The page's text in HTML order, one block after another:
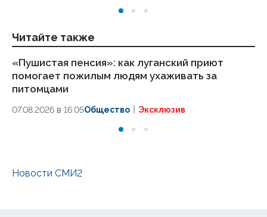
Читайте также
«Пушистая пенсия»: как луганский приют
помогает пожилым людям ухаживать за
питомцами
07.08.2026 в 16:05Общество Эксклюзив
Новости СМИ2